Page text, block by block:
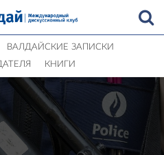
ВАЛДАЙСКИЕ ЗАПИСКИ
КНИГИ